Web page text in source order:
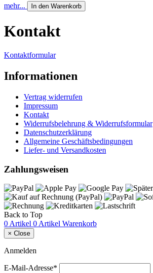
mehr... In den Warenkorb
Kontakt
Kontaktformular
Informationen
Vertrag widerrufen
Impressum
Kontakt
Widerrufsbelehrung & Widerrufsformular
Datenschutzerklärung
Allgemeine Geschäftsbedingungen
Liefer- und Versandkosten
Zahlungsweisen
Back to Top
0 Artikel 0 Artikel Warenkorb
× Close
Anmelden
E-Mail-Adresse*